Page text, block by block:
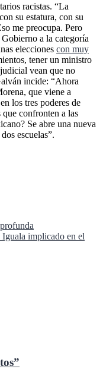
racistas. “La
su estatura, con su
me preocupa. Pero
a la categoría
elecciones con muy
tener un ministro
vean que no
incide: “Ahora
que viene a
los tres poderes de
confronten a las
Se abre una nueva
escuelas”.
implicado en el